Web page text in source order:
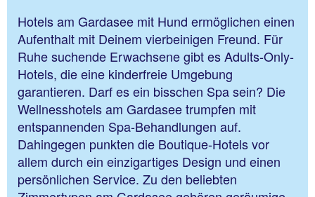
Hotels am Gardasee mit Hund ermöglichen einen
Aufenthalt mit Deinem vierbeinigen Freund. Für
Ruhe suchende Erwachsene gibt es Adults-Only-
Hotels, die eine kinderfreie Umgebung
garantieren. Darf es ein bisschen Spa sein? Die
Wellnesshotels am Gardasee trumpfen mit
entspannenden Spa-Behandlungen auf.
Dahingegen punkten die Boutique-Hotels vor
allem durch ein einzigartiges Design und einen
persönlichen Service. Zu den beliebten